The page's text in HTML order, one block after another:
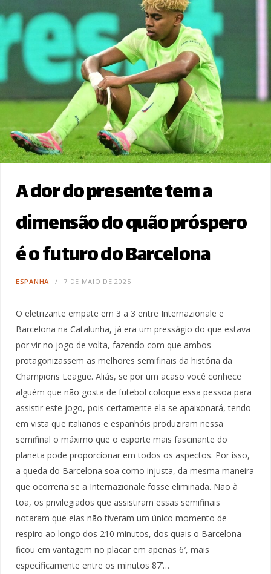
A dor do presente tem a
dimensão do quão próspero
é o futuro do Barcelona
ESPANHA 7 DE MAIO DE 2025
O eletrizante empate em 3 a 3 entre Internazionale e
Barcelona na Catalunha, já era um presságio do que estava
por vir no jogo de volta, fazendo com que ambos
protagonizassem as melhores semifinais da história da
Champions League. Aliás, se por um acaso você conhece
alguém que não gosta de futebol coloque essa pessoa para
assistir este jogo, pois certamente ela se apaixonará, tendo
em vista que italianos e espanhóis produziram nessa
semifinal o máximo que o esporte mais fascinante do
planeta pode proporcionar em todos os aspectos. Por isso,
a queda do Barcelona soa como injusta, da mesma maneira
que ocorreria se a Internazionale fosse eliminada. Não à
toa, os privilegiados que assistiram essas semifinais
notaram que elas não tiveram um único momento de
respiro ao longo dos 210 minutos, dos quais o Barcelona
ficou em vantagem no placar em apenas 6′, mais
especificamente entre os minutos 87’…